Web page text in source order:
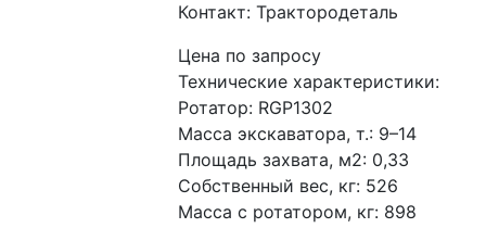
Контакт: Трактородеталь
Цена по запросу
Технические характеристики:
Ротатор: RGP1302
Масса экскаватора, т.: 9–14
Площадь захвата, м2: 0,33
Собственный вес, кг: 526
Масса с ротатором, кг: 898